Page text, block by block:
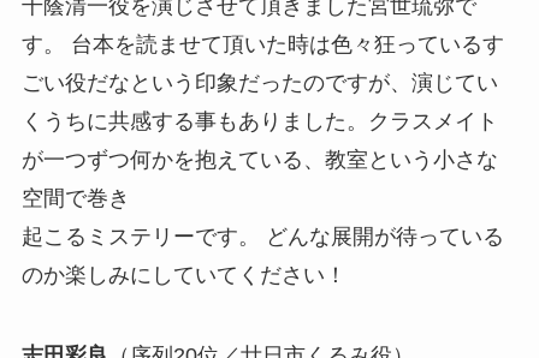
千蔭清一役を演じさせて頂きました宮世琉弥で
す。 台本を読ませて頂いた時は色々狂っているす
ごい役だなという印象だったのですが、演じてい
くうちに共感する事もありました。クラスメイト
が一つずつ何かを抱えている、教室という小さな
空間で巻き
起こるミステリーです。 どんな展開が待っている
のか楽しみにしていてください！